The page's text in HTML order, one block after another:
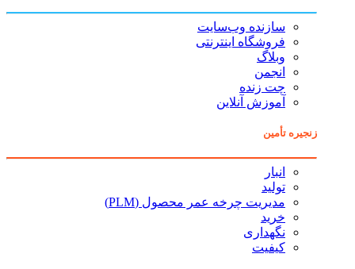
سازنده وب‌سایت
فروشگاه اینترنتی
وبلاگ
انجمن
چت زنده
آموزش آنلاین
زنجیره تأمین
انبار
تولید
مدیریت چرخه عمر محصول (PLM)
خرید
نگهداری
کیفیت